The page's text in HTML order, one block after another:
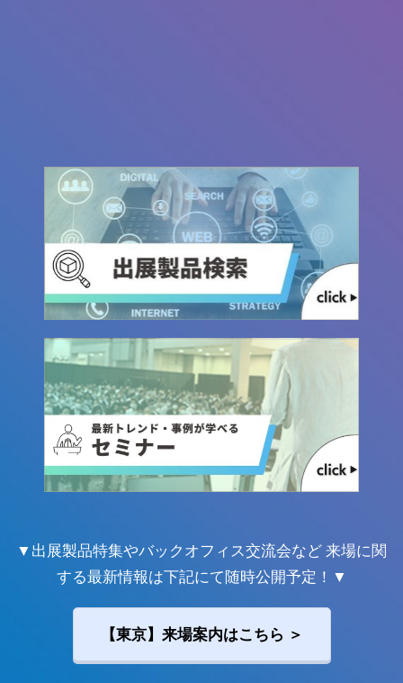
▼出展製品特集やバックオフィス交流会など 来場に関
する最新情報は下記にて随時公開予定！▼
【東京】来場案内はこちら ＞